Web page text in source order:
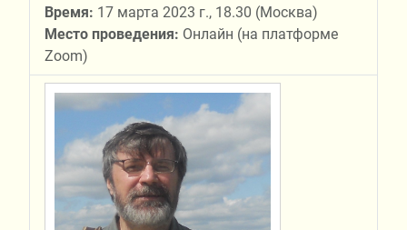
Время: 17 марта 2023 г., 18.30 (Москва)
Место проведения: Онлайн (на платформе
Zoom)